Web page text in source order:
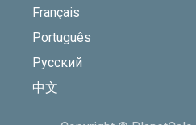
Français
Português
Русский
中文